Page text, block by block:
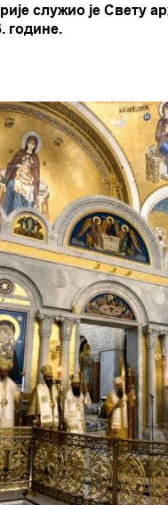
служио је Свету
године.